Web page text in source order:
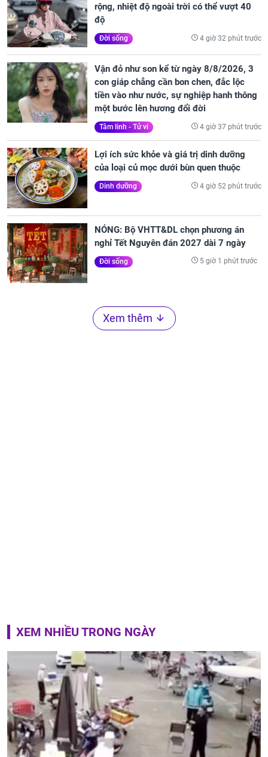
rộng, nhiệt độ ngoài trời có thể vượt 40
độ
Đời sống 4 giờ 32 phút trước
Vận đỏ như son kể từ ngày 8/8/2026, 3
con giáp chẳng cần bon chen, đắc lộc
tiền vào như nước, sự nghiệp hanh thông
một bước lên hương đổi đời
Tâm linh - Tử vi 4 giờ 37 phút trước
Lợi ích sức khỏe và giá trị dinh dưỡng
của loại củ mọc dưới bùn quen thuộc
Dinh dưỡng 4 giờ 52 phút trước
NÓNG: Bộ VHTT&DL chọn phương án
nghỉ Tết Nguyên đán 2027 dài 7 ngày
Đời sống 5 giờ 1 phút trước
Xem thêm
XEM NHIỀU TRONG NGÀY